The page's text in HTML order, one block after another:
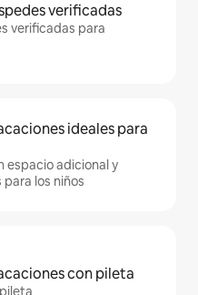
verificadas
verificadas para
ideales para
espacio adicional y
los niños
con pileta